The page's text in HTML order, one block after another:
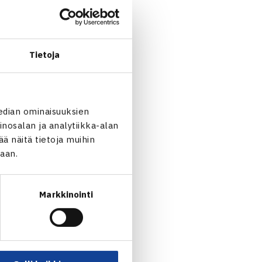
Tietoja
ominaisuuksien
ja analytiikka-alan
näitä tietoja muihin
Markkinointi
ja se on veloitukseton.
ja tarkemmat
mutta
ja